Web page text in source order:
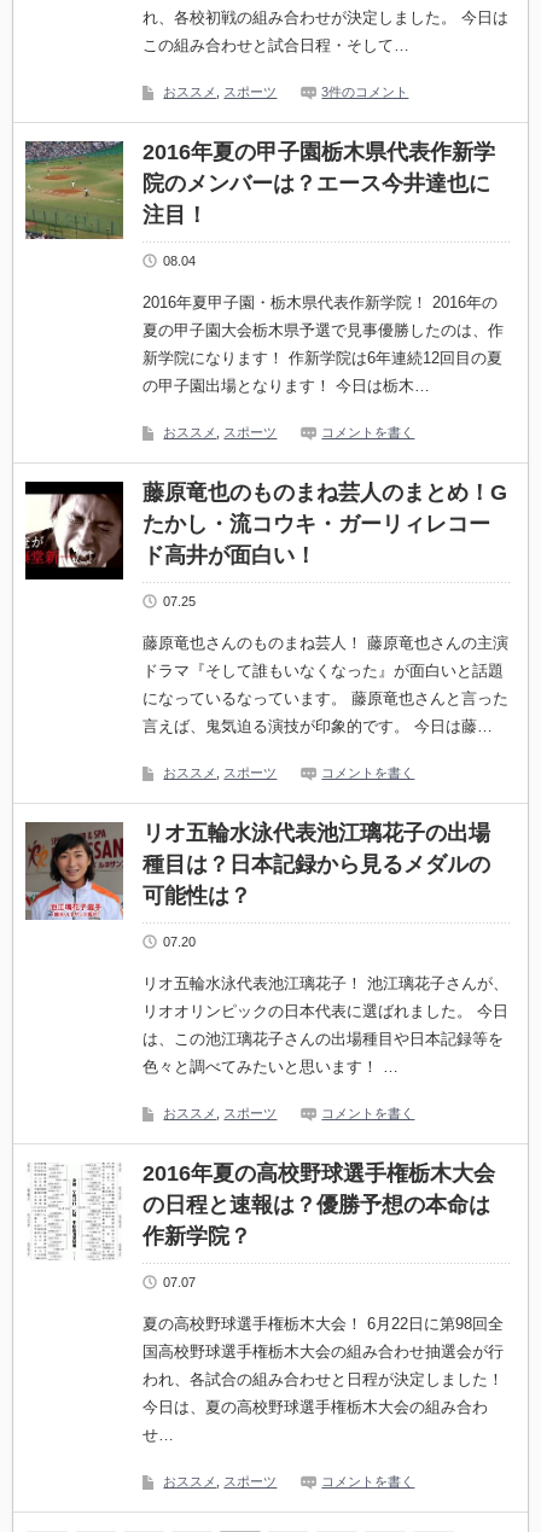
れ、各校初戦の組み合わせが決定しました。 今日は
この組み合わせと試合日程・そして…
おススメ スポーツ 3件のコメント
2016年夏の甲子園栃木県代表作新学
院のメンバーは？エース今井達也に
注目！
08.04
2016年夏甲子園・栃木県代表作新学院！ 2016年の
夏の甲子園大会栃木県予選で見事優勝したのは、作
新学院になります！ 作新学院は6年連続12回目の夏
の甲子園出場となります！ 今日は栃木…
おススメ スポーツ コメントを書く
藤原竜也のものまね芸人のまとめ！G
たかし・流コウキ・ガーリィレコー
ド高井が面白い！
07.25
藤原竜也さんのものまね芸人！ 藤原竜也さんの主演
ドラマ『そして誰もいなくなった』が面白いと話題
になっているなっています。 藤原竜也さんと言った
言えば、鬼気迫る演技が印象的です。 今日は藤…
おススメ スポーツ コメントを書く
リオ五輪水泳代表池江璃花子の出場
種目は？日本記録から見るメダルの
可能性は？
07.20
リオ五輪水泳代表池江璃花子！ 池江璃花子さんが、
リオオリンピックの日本代表に選ばれました。 今日
は、この池江璃花子さんの出場種目や日本記録等を
色々と調べてみたいと思います！ …
おススメ スポーツ コメントを書く
2016年夏の高校野球選手権栃木大会
の日程と速報は？優勝予想の本命は
作新学院？
07.07
夏の高校野球選手権栃木大会！ 6月22日に第98回全
国高校野球選手権栃木大会の組み合わせ抽選会が行
われ、各試合の組み合わせと日程が決定しました！
今日は、夏の高校野球選手権栃木大会の組み合わ
せ…
おススメ スポーツ コメントを書く